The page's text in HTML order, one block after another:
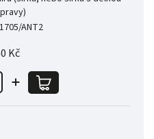
ANT2
Kč